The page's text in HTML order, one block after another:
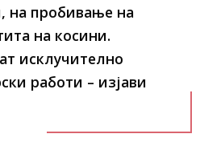
на пробивање на
на косини.
исклучително
работи – изјави